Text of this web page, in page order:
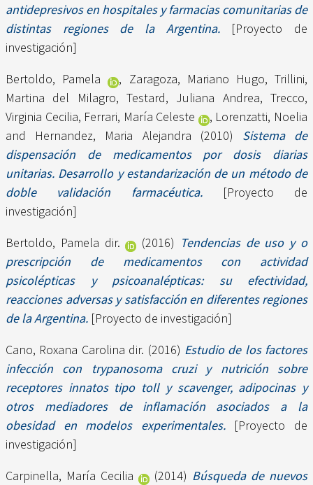
antidepresivos en hospitales y farmacias comunitarias de
distintas regiones de la Argentina.[Proyecto de
investigación]
Bertoldo, Pamela
, Zaragoza, Mariano Hugo,Trillini,
Martina del Milagro,Testard, Juliana Andrea,Trecco,
Virginia Cecilia, Ferrari, María Celeste , Lorenzatti, Noelia
and Hernandez, Maria Alejandra (2010) Sistema de
dispensación de medicamentos por dosis diarias
unitarias. Desarrollo y estandarización de un método de
doble validación farmacéutica.[Proyecto de
investigación]
Bertoldo, Pamela dir.
(2016) Tendencias de uso y o
prescripción de medicamentos con actividad
psicolépticas y psicoanalépticas: su efectividad,
reacciones adversas y satisfacción en diferentes regiones
de la Argentina. [Proyecto de investigación]
Cano, Roxana Carolina dir. (2016) Estudio de los factores
infección con trypanosoma cruzi y nutrición sobre
receptores innatos tipo toll y scavenger, adipocinas y
otros mediadores de inflamación asociados a la
obesidad en modelos experimentales.[Proyecto de
investigación]
Carpinella, María Cecilia
(2014) Búsqueda de nuevos